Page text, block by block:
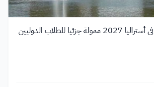
للطلاب الدوليين